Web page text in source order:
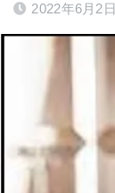
2022年6月2日